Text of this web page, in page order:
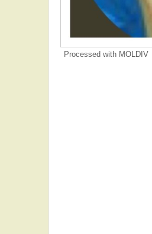
Processed with MOLDIV